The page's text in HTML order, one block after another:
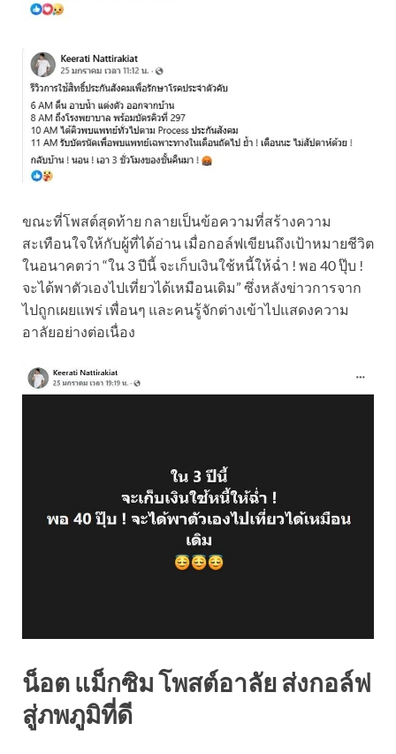
ขณะที่โพสต์สุดท้าย กลายเป็นข้อความที่สร้างความ
สะเทือนใจให้กับผู้ที่ได้อ่าน เมื่อกอล์ฟเขียนถึงเป้าหมายชีวิต
ในอนาคตว่า “ใน 3 ปีนี้ จะเก็บเงินใช้หนี้ให้ฉ่ำ ! พอ 40 ปุ๊บ !
จะได้พาตัวเองไปเที่ยวได้เหมือนเดิม” ซึ่งหลังข่าวการจาก
ไปถูกเผยแพร่ เพื่อนๆ และคนรู้จักต่างเข้าไปแสดงความ
อาลัยอย่างต่อเนื่อง
น็อต แม็กซิม โพสต์อาลัย ส่งกอล์ฟ
สู่ภพภูมิที่ดี